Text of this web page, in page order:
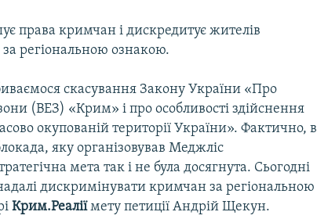
права кримчан і дискредитує жителів
за регіональною ознакою.
скасування Закону України «Про
(ВЕЗ) «Крим» і про особливості здійснення
окупованій території України». Фактично, в
яку організовував Меджліс
мета так і не була досягнута. Сьогодні
дискримінувати кримчан за регіональною
Крим.Реаліїмету петиції Андрій Щекун.